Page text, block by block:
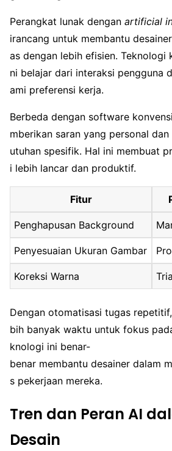
Perangkat lunak dengan artificial
irancang untuk membantu
as dengan lebih efisien. Teknologi
ni belajar dari interaksi pengguna
ami preferensi kerja.
Berbeda dengan software
mberikan saran yang personal
utuhan spesifik. Hal ini membuat
i lebih lancar dan produktif.
Fitur
Penghapusan Background
Penyesuaian Ukuran Gambar
Koreksi Warna
Dengan otomatisasi tugas
bih banyak waktu untuk fokus
knologi ini benar-
benar membantu desainer dalam
s pekerjaan mereka.
Tren dan Peran AI
Desain